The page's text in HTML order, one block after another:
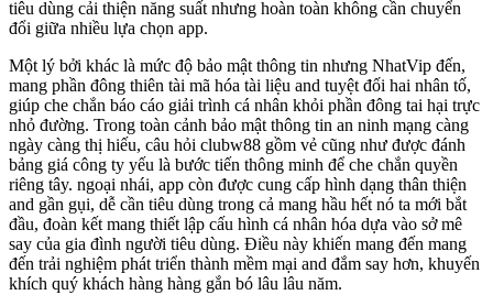
tiêu dùng cải thiện năng suất nhưng hoàn toàn không cần chuyển
đổi giữa nhiều lựa chọn app.
Một lý bởi khác là mức độ bảo mật thông tin nhưng NhatVip đến,
mang phần đông thiên tài mã hóa tài liệu and tuyệt đối hai nhân tố,
giúp che chắn báo cáo giải trình cá nhân khỏi phần đông tai hại trực
nhỏ đường. Trong toàn cảnh bảo mật thông tin an ninh mạng càng
ngày càng thị hiếu, câu hỏi clubw88 gồm vẻ cũng như được đánh
bảng giá công ty yếu là bước tiến thông minh để che chắn quyền
riêng tây. ngoại nhái, app còn được cung cấp hình dạng thân thiện
and gần gụi, dễ cần tiêu dùng trong cả mang hầu hết nó ta mới bắt
đầu, đoàn kết mang thiết lập cấu hình cá nhân hóa dựa vào sở mê
say của gia đình người tiêu dùng. Điều này khiến mang đến mang
đến trải nghiệm phát triển thành mềm mại and đắm say hơn, khuyến
khích quý khách hàng hàng gắn bó lâu lâu năm.